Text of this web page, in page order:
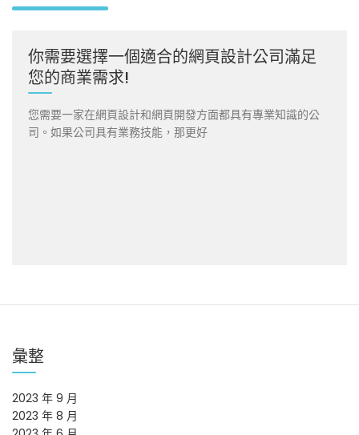
你需要選擇一個適合的網頁設計公司滿足
您的商業需求!
您需要一家在網頁設計和網頁開發方面都具有專業知識的公
司。如果公司具有業務技能，那更好
彙整
2023 年 9 月
2023 年 8 月